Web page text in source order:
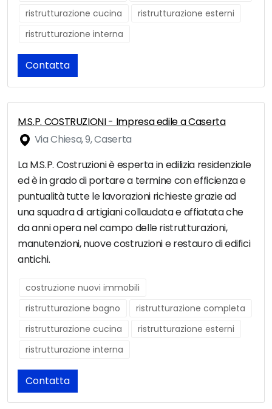
ristrutturazione cucina
ristrutturazione esterni
ristrutturazione interna
Contatta
M.S.P. COSTRUZIONI - Impresa edile a Caserta
Via Chiesa, 9, Caserta
La M.S.P. Costruzioni è esperta in edilizia residenziale
ed è in grado di portare a termine con efficienza e
puntualità tutte le lavorazioni richieste grazie ad
una squadra di artigiani collaudata e affiatata che
da anni opera nel campo delle ristrutturazioni,
manutenzioni, nuove costruzioni e restauro di edifici
antichi.
costruzione nuovi immobili
ristrutturazione bagno
ristrutturazione completa
ristrutturazione cucina
ristrutturazione esterni
ristrutturazione interna
Contatta